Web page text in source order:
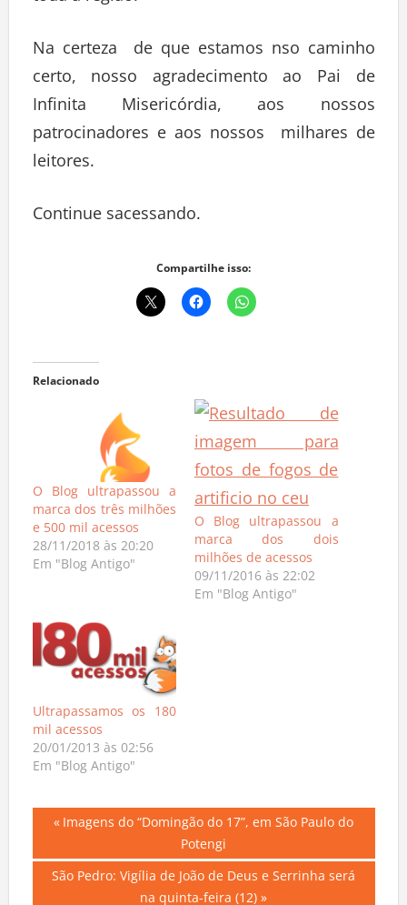
Na certeza de que estamos nso caminho
certo, nosso agradecimento ao Pai de
Infinita Misericórdia, aos nossos
patrocinadores e aos nossos milhares de
leitores.
Continue sacessando.
Compartilhe isso:
Relacionado
O Blog ultrapassou a
marca dos três milhões
e 500 mil acessos
28/11/2018 às 20:20
Em "Blog Antigo"
O Blog ultrapassou a
marca dos dois
milhões de acessos
09/11/2016 às 22:02
Em "Blog Antigo"
Ultrapassamos os 180
mil acessos
20/01/2013 às 02:56
Em "Blog Antigo"
Navegação
de
Previous
Imagens do “Domingão do 17”, em São Paulo do
Potengi
Next
São Pedro: Vigília de João de Deus e Serrinha será